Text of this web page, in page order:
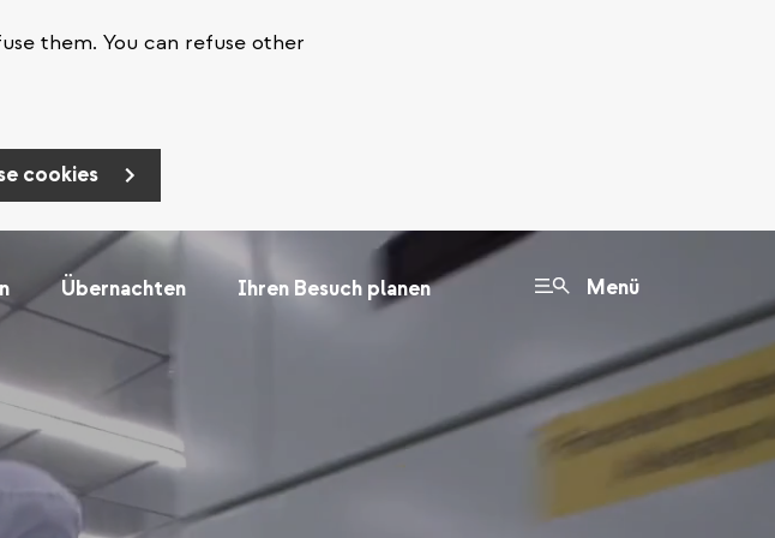
them. You can refuse other
cookies
Übernachten Ihren Besuch planen Menü